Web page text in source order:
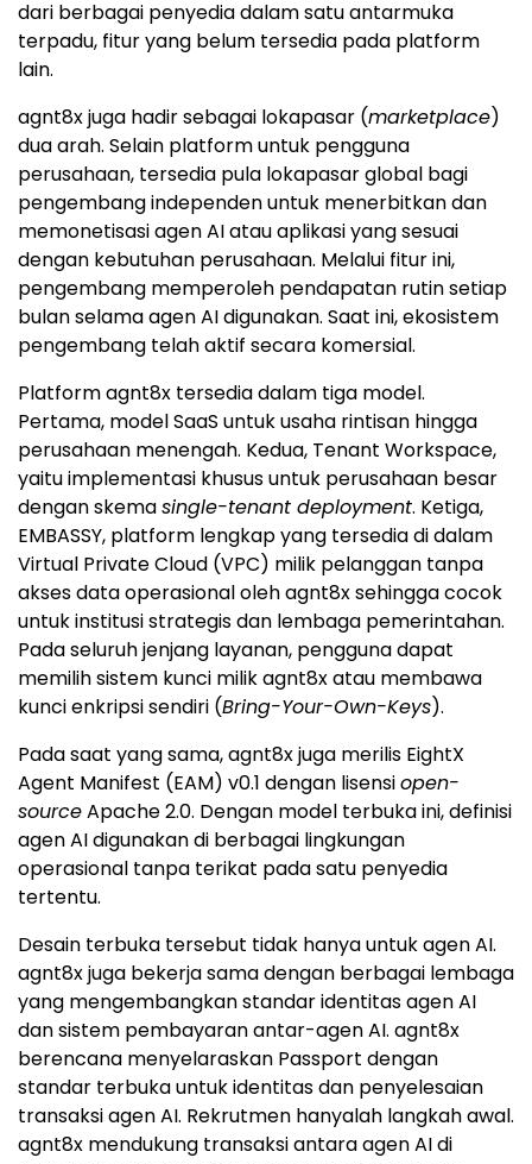
dari berbagai penyedia dalam satu antarmuka
terpadu, fitur yang belum tersedia pada platform
lain.
agnt8x juga hadir sebagai lokapasar (marketplace)
dua arah. Selain platform untuk pengguna
perusahaan, tersedia pula lokapasar global bagi
pengembang independen untuk menerbitkan dan
memonetisasi agen AI atau aplikasi yang sesuai
dengan kebutuhan perusahaan. Melalui fitur ini,
pengembang memperoleh pendapatan rutin setiap
bulan selama agen AI digunakan. Saat ini, ekosistem
pengembang telah aktif secara komersial.
Platform agnt8x tersedia dalam tiga model.
Pertama, model SaaS untuk usaha rintisan hingga
perusahaan menengah. Kedua, Tenant Workspace,
yaitu implementasi khusus untuk perusahaan besar
dengan skemasingle-tenant deployment. Ketiga,
EMBASSY, platform lengkap yang tersedia di dalam
Virtual Private Cloud (VPC) milik pelanggan tanpa
akses data operasional oleh agnt8x sehingga cocok
untuk institusi strategis dan lembaga pemerintahan.
Pada seluruh jenjang layanan, pengguna dapat
memilih sistem kunci milik agnt8x atau membawa
kunci enkripsi sendiri (Bring-Your-Own-Keys).
Pada saat yang sama, agnt8x juga merilis EightX
Agent Manifest (EAM) v0.1 dengan lisensiopen-
sourceApache 2.0. Dengan model terbuka ini, definisi
agen AI digunakan di berbagai lingkungan
operasional tanpa terikat pada satu penyedia
tertentu.
Desain terbuka tersebut tidak hanya untuk agen AI.
agnt8x juga bekerja sama dengan berbagai lembaga
yang mengembangkan standar identitas agen AI
dan sistem pembayaran antar-agen AI. agnt8x
berencana menyelaraskan Passport dengan
standar terbuka untuk identitas dan penyelesaian
transaksi agen AI. Rekrutmen hanyalah langkah awal.
agnt8x mendukung transaksi antara agen AI di